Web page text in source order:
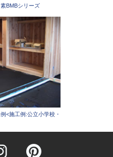
BMBシリーズ
<施工例:公立小学校・